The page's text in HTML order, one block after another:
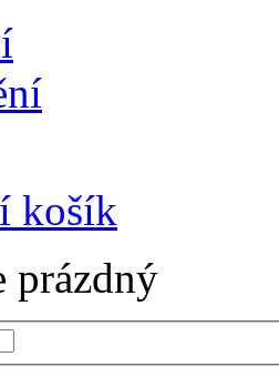
košík
prázdný